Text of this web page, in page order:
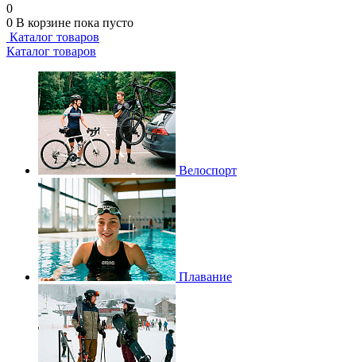
0
0 В корзине пока пусто
Каталог товаров
Каталог товаров
Велоспорт
Плавание